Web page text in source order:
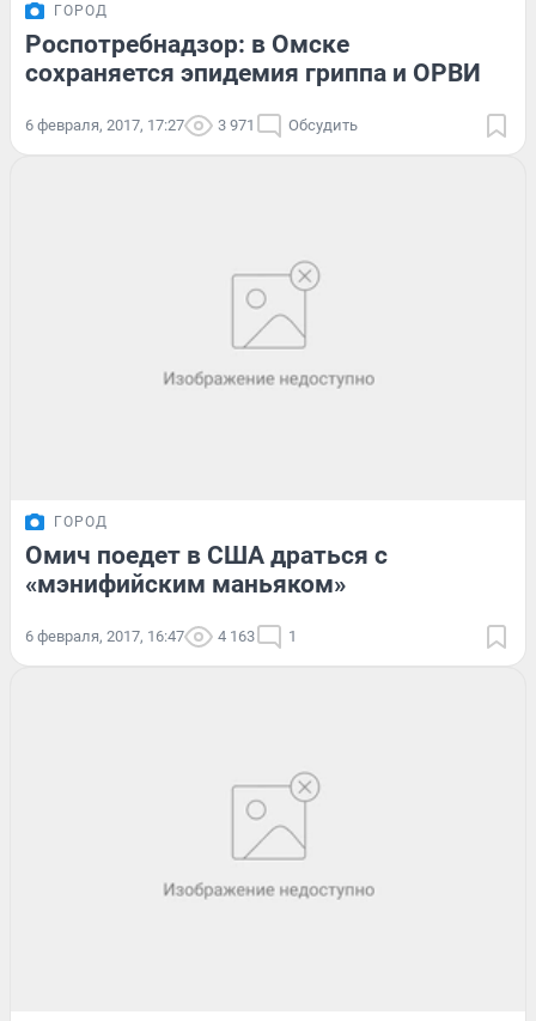
ГОРОД
Роспотребнадзор: в Омске
сохраняется эпидемия гриппа и ОРВИ
6 февраля, 2017, 17:27 3 971 Обсудить
ГОРОД
Омич поедет в США драться с
«мэнифийским маньяком»
6 февраля, 2017, 16:47 4 163 1